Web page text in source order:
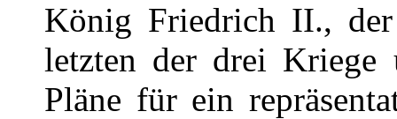
König Friedrich II.,
letzten der drei Kriege
Pläne für ein